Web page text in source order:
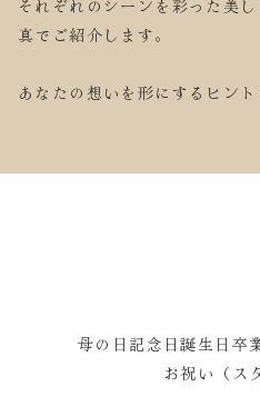
それぞれのシーンを彩った美
真でご紹介します。
あなたの想いを形にするヒント
母の日 記念日誕生日 卒
お祝い（ス